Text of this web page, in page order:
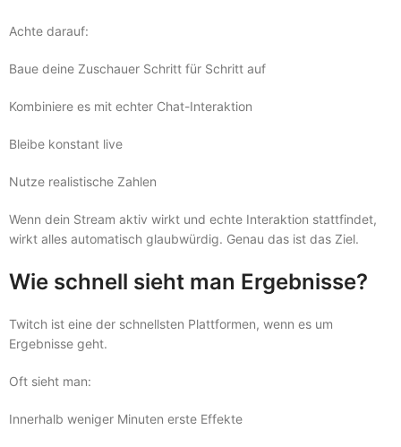
Achte darauf:
Baue deine Zuschauer Schritt für Schritt auf
Kombiniere es mit echter Chat-Interaktion
Bleibe konstant live
Nutze realistische Zahlen
Wenn dein Stream aktiv wirkt und echte Interaktion stattfindet,
wirkt alles automatisch glaubwürdig. Genau das ist das Ziel.
Wie schnell sieht man Ergebnisse?
Twitch ist eine der schnellsten Plattformen, wenn es um
Ergebnisse geht.
Oft sieht man:
Innerhalb weniger Minuten erste Effekte